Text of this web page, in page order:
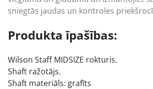
sniegtās jaudas un kontroles
Produkta īpašības:
Wilson StaffMIDSIZE rokturis.
Shaft ražotājs.
Shaft materiāls: grafīts